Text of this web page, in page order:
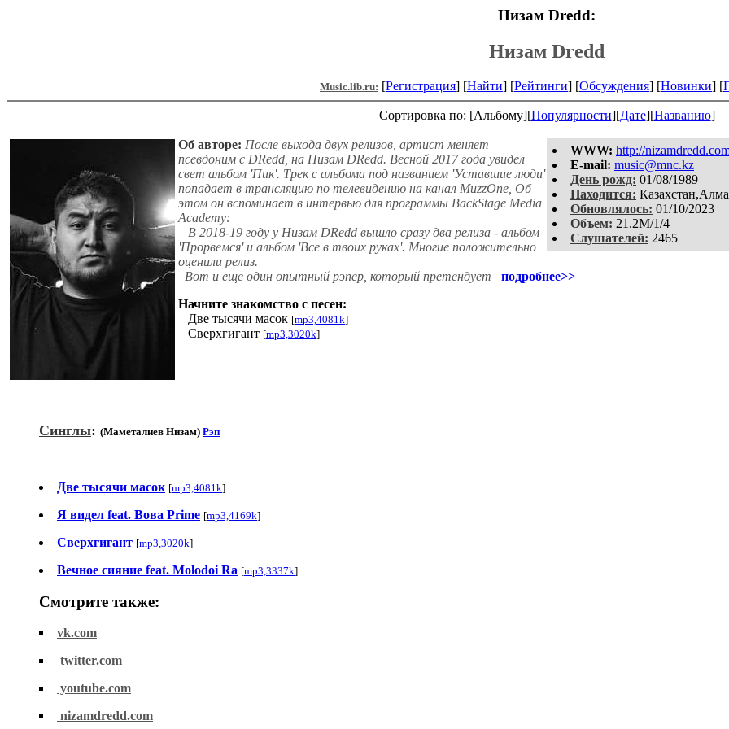
Низам Dredd:
Низам Dredd
Music.lib.ru: [Регистрация] [Найти] [Рейтинги] [Обсуждения] [Новинки] [
Сортировка по: [Альбому][Популярности][Дате][Названию]
WWW: http://
E-mail: music@mnc.kz
День рожд: 01/08/1989
Находится:
Обновлялось: 01/10/2023
Объем: 21.2M/1/4
Слушателей: 2465
Об авторе: После выхода двух релизов, артист меняет
псевдоним с DRedd, на Низам DRedd. Весной 2017 года увидел
свет альбом 'Пик'. Трек с альбома под названием 'Уставшие люди'
попадает в трансляцию по телевидению на канал MuzzOne, Об
этом он вспоминает в интервью для программы BackStage Media
Academy:
В 2018-19 году у Низам DRedd вышло сразу два релиза - альбом
'Прорвемся' и альбом 'Все в твоих руках'. Многие положительно
оценили релиз.
Вот и еще один опытный рэпер, который претендует
подробнее>>
Начните знакомство с песен:
Две тысячи масок [mp3,4081k]
Сверхгигант [mp3,3020k]
Синглы: (Маметалиев Низам) Рэп
Две тысячи масок [mp3,4081k]
Я видел feat. Вова Prime [mp3,4169k]
Сверхгигант [mp3,3020k]
Вечное сияние feat. Molodoi Ra [mp3,3337k]
Смотрите также:
vk.com
twitter.com
youtube.com
nizamdredd.com